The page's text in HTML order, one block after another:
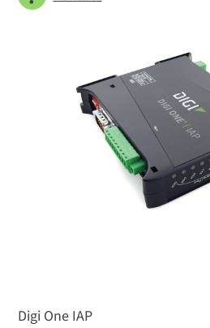
Digi One IAP